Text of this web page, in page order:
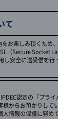
て
お楽しみ頂くため
（Secure Socket
し安全に送受信を行
認定の「プラ
様からお預かりして
人情報の保護に努め